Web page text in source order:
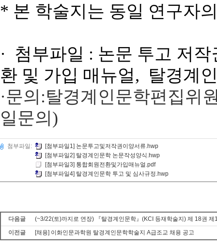
* 본 학술지는 동일 연구자
· 첨부파일 : 논문 투고 저작
환 및 가입 매뉴얼, 탈경계
·문의 :탈경계인문학편집위
일문의 )
첨부파일:
[첨부파일1] 논문투고및저작권이양서류.hwp
[첨부파일2] 탈경계인문학 논문작성양식.hwp
[첨부파일3] 통합회원전환및가입매뉴얼.pdf
[첨부파일4] 탈경계인문학 투고 및 심사규정.hwp
다음글
(~3/22(토)까지로 연장) 『탈경계인문학』(KCI 등재학술지) 제 18권 제
이전글
[채용] 이화인문과학원 탈경계인문학학술지 A급조교 채용 공고